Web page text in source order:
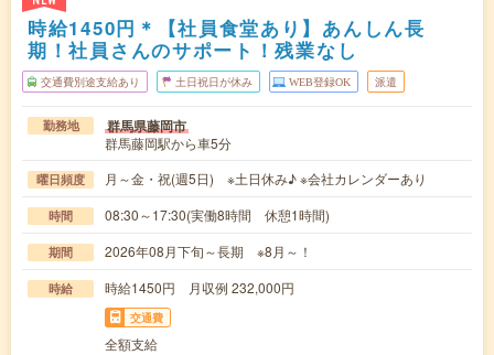
時給1450円＊【社員食堂あり】あんしん長
期！社員さんのサポート！残業なし
交通費別途支給あり 土日祝日が休み WEB登録OK 派遣
勤務地 群馬県藤岡市
群馬藤岡駅から車5分
曜日頻度 月～金・祝(週5日) ※土日休み♪ ※会社カレンダーあり
時間 08:30～17:30(実働8時間 休憩1時間)
期間 2026年08月下旬～長期 ※8月～！
時給 時給1450円 月収例 232,000円
交通費
全額支給